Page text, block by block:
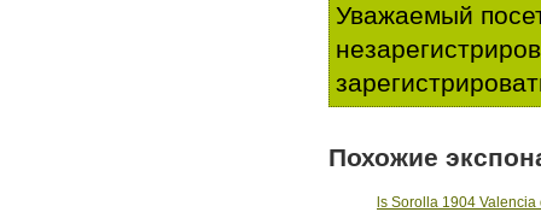
Уважаемый
Похожие
ls Sorolla 1904